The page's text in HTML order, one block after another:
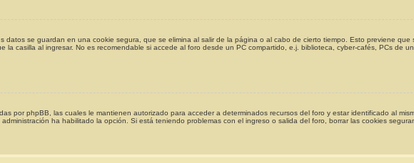
datos se guardan en una cookie segura, que se elimina al salir de la página o al cabo de cierto tiempo. Esto previene
la casilla al ingresar. No es recomendable si accede al foro desde un PC compartido, e.j. biblioteca, cyber-cafés, PCs de
por phpBB, las cuales le mantienen autorizado para acceder a determinados recursos del foro y estar identificado al
ha habilitado la opción. Si está teniendo problemas con el ingreso o salida del foro, borrar las cookies